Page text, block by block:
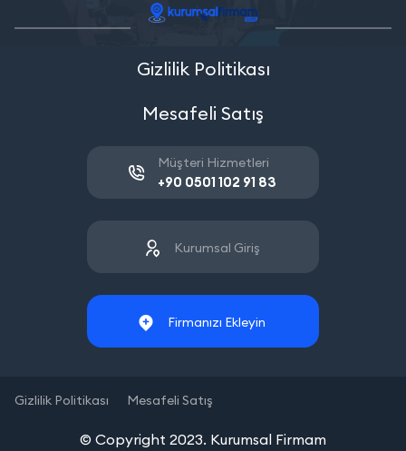
Gizlilik Politikası
Mesafeli Satış
Müşteri Hizmetleri
+90 0501 102 91 83
Kurumsal Giriş
Firmanızı Ekleyin
© Copyright 2023. Kurumsal Firmam
Gizlilik Politikası Mesafeli Satış